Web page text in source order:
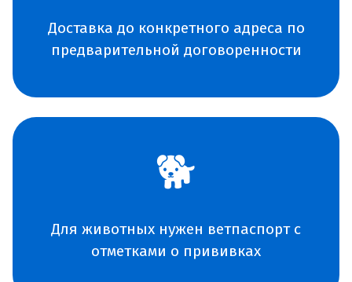
Доставка до конкретного адреса по
предварительной договоренности
🐕
Для животных нужен ветпаспорт с
отметками о прививках